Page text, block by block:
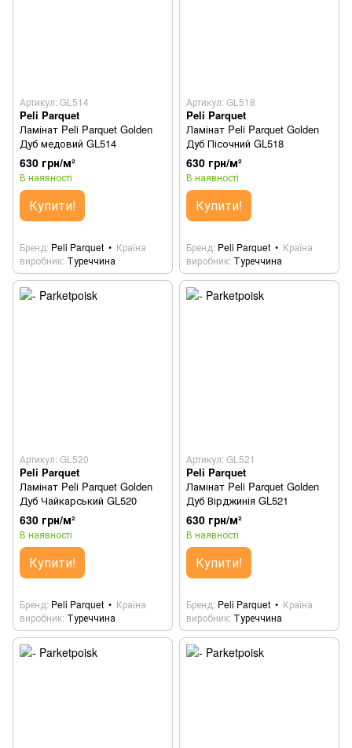
Артикул: GL514
Peli Parquet
Ламінат Peli Parquet Golden
Дуб медовий GL514
630 грн/м²
В наявності
Купити!
Бренд Peli Parquet
Країна
виробник Туреччина
Артикул: GL518
Peli Parquet
Ламінат Peli Parquet Golden
Дуб Пісочний GL518
630 грн/м²
В наявності
Купити!
Бренд Peli Parquet
Країна
виробник Туреччина
Артикул: GL520
Peli Parquet
Ламінат Peli Parquet Golden
Дуб Чайкарський GL520
630 грн/м²
В наявності
Купити!
Бренд Peli Parquet
Країна
виробник Туреччина
Артикул: GL521
Peli Parquet
Ламінат Peli Parquet Golden
Дуб Вірджинія GL521
630 грн/м²
В наявності
Купити!
Бренд Peli Parquet
Країна
виробник Туреччина